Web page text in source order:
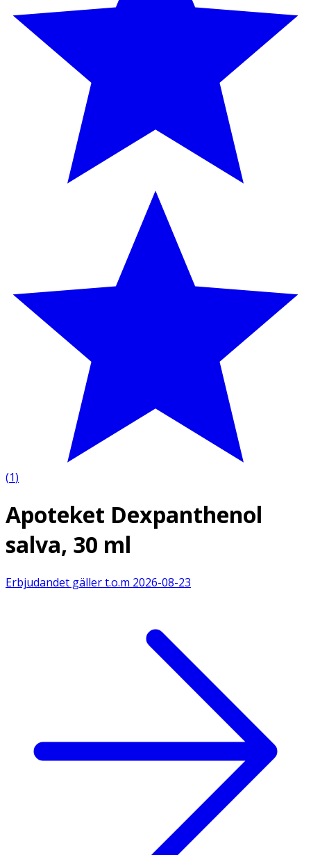
(1)
Apoteket Dexpanthenol
salva, 30 ml
Erbjudandet gäller t.o.m 2026-08-23